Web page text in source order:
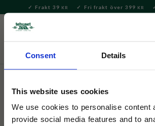
Consent Details
This website uses cookies
We use cookies to personalise content
provide social media features and to
Meny
Frakt 39 KR Fri frakt över 399 KR
Servering & Dukning
Moomin Arabia
Muminmugg Hemulen